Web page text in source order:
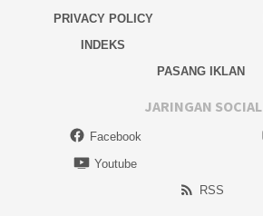
PRIVACY POLICY
INDEKS
PASANG IKLAN
JARINGAN SOCIAL
Facebook
Youtube
RSS